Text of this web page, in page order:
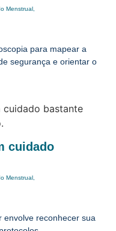
Menstrual
para mapear a
segurança e orientar o
cuidado
Menstrual
envolve reconhecer sua